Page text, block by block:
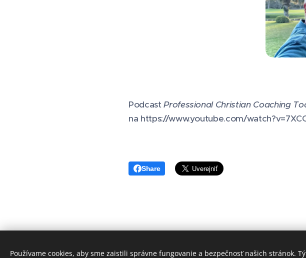
PodcastProfessional Christian Coaching
na https://www.youtube.com/
Share
Používame cookies, aby sme zaistili správne fungovanie a bezpečnosť našich stránok.